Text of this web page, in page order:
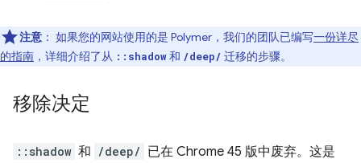
注意 ： 如果您的网站使用的是 Polymer，我们的团队已编写一份详尽
的指南 ，详细介绍了从 ::shadow和 /deep/ 迁移的步骤。
移除决定
::shadow 和 /deep/ 已在 Chrome 45 版中废弃。这是